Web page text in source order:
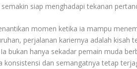
siap menghadapi tekanan
momen ketika ia mampu
perjalanan kariernya adalah
bukan hanya sekadar pemain muda
konsistensi dan semangatnya tetap